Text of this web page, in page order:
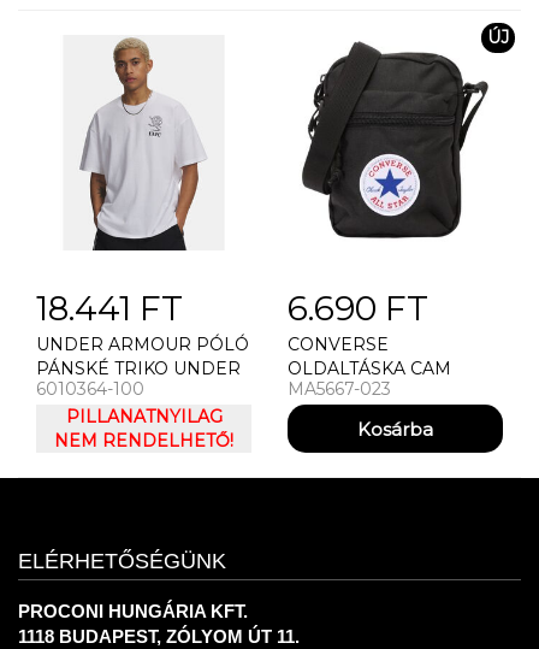
18.441 FT
UNDER ARMOUR PÓLÓ
PÁNSKÉ TRIKO UNDER
ARMOUR UA M GFB
EARTH HWT SS
6010364-100
PILLANATNYILAG
NEM RENDELHETŐ!
ÚJ
6.690 FT
CONVERSE
OLDALTÁSKA CAM
CONVERSE GO 2
FESTIVAL (HADDAD)
MA5667-023
ELÉRHETŐSÉGÜNK
PROCONI HUNGÁRIA KFT.
1118 BUDAPEST, ZÓLYOM ÚT 11.